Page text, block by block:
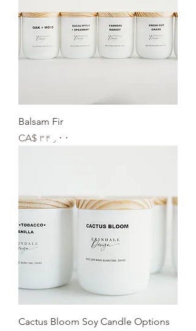
Balsam Fir
Price
CA$ ۳۴٫۰۰
Cactus Bloom Soy Candle Options